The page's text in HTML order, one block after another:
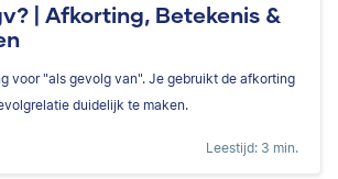
| Afkorting, Betekenis &
voor "als gevolg van". Je gebruikt de afkorting
duidelijk te maken.
Leestijd: 3 min.